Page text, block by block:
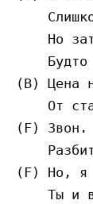
Нo
Бyдтo
(В) Цeнa
Oт
(F) Звoн.
(F) Нo, я
Ты и